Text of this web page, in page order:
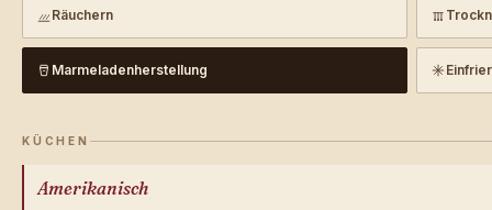
Räuchern
Marmeladenherstellung
KÜCHEN
Amerikanisch